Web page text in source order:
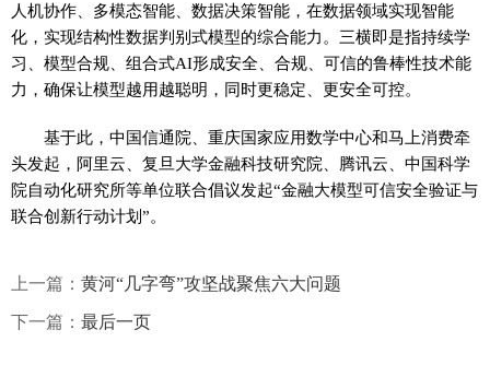
人机协作、多模态智能、数据决策智能，在数据领域实现智能
化，实现结构性数据判别式模型的综合能力。三横即是指持续学
习、模型合规、组合式AI形成安全、合规、可信的鲁棒性技术能
力，确保让模型越用越聪明，同时更稳定、更安全可控。
基于此，中国信通院、重庆国家应用数学中心和马上消费牵
头发起，阿里云、复旦大学金融科技研究院、腾讯云、中国科学
院自动化研究所等单位联合倡议发起“金融大模型可信安全验证与
联合创新行动计划”。
上一篇： 黄河“几字弯”攻坚战聚焦六大问题
下一篇： 最后一页